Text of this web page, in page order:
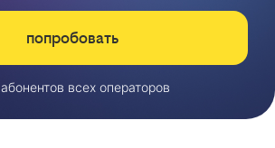
попробовать
всех операторов